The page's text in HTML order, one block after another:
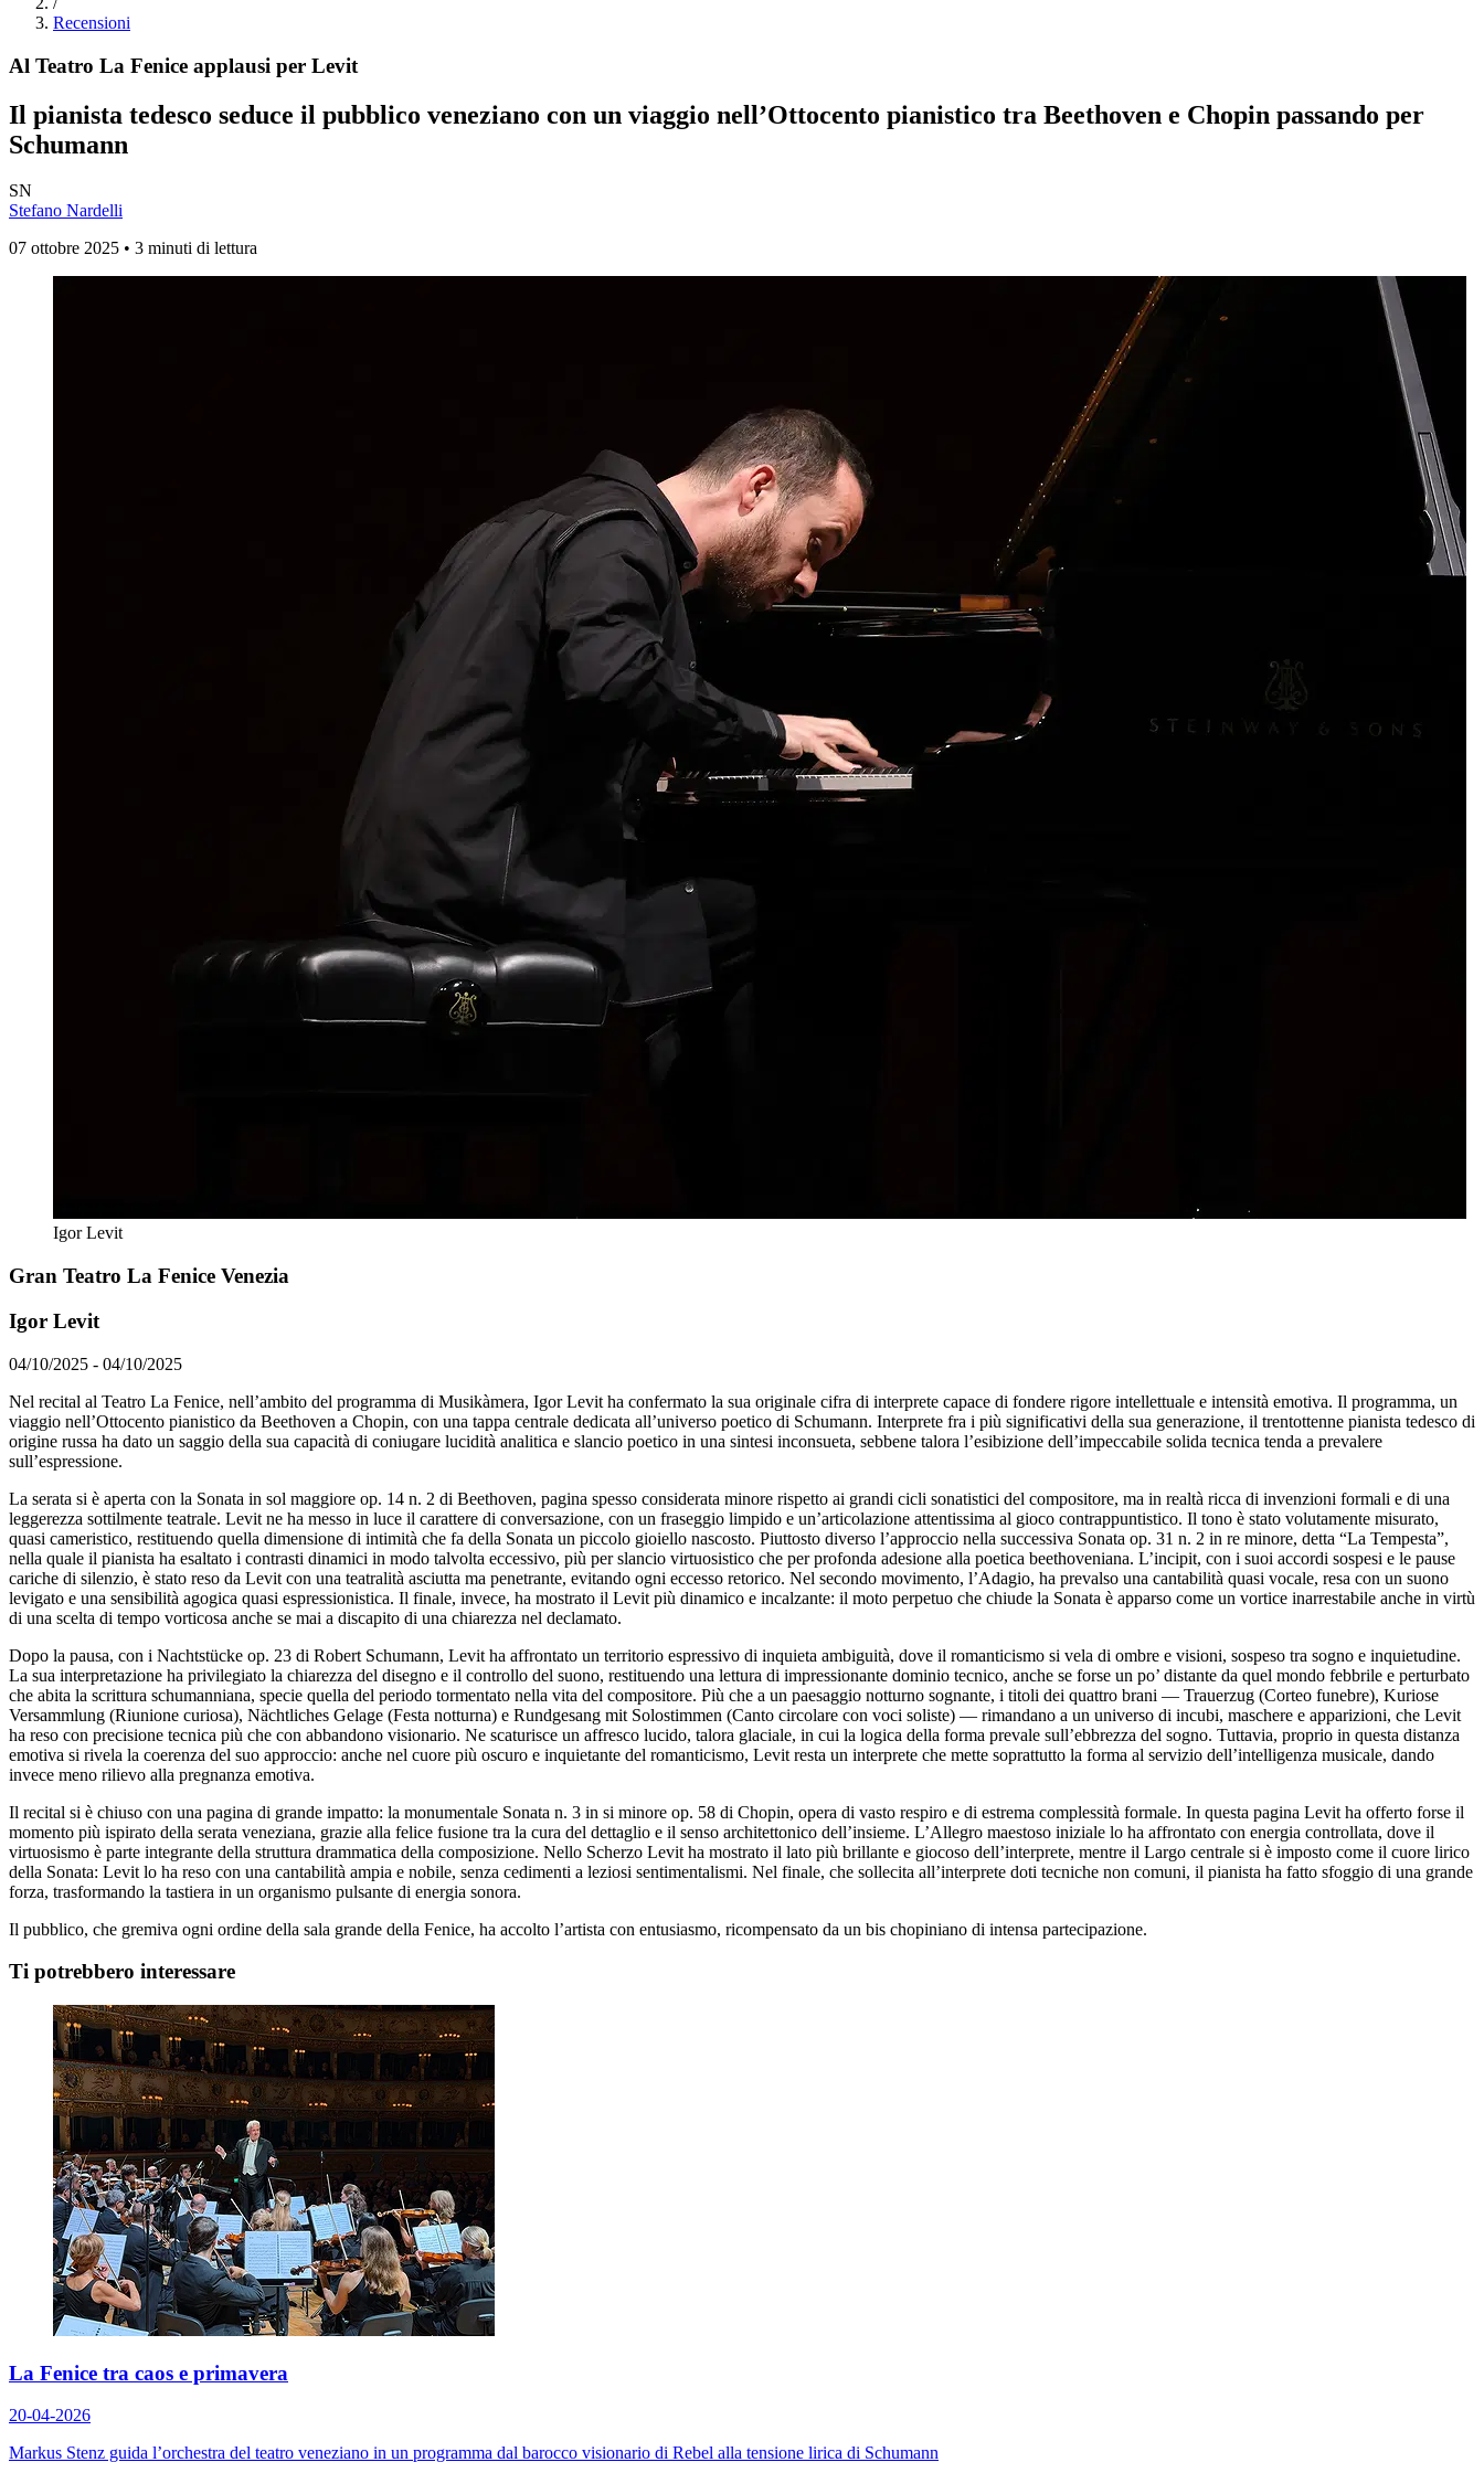
Recensioni
Al Teatro La Fenice applausi per Levit
Il pianista tedesco seduce il pubblico veneziano con un viaggio nell’Ottocento pianistico tra Beethoven e Chopin passando per
Schumann
SN
Stefano Nardelli
07 ottobre 2025 • 3 minuti di lettura
Igor Levit
Gran Teatro La Fenice Venezia
Igor Levit
04/10/2025 - 04/10/2025
Nel recital al Teatro La Fenice, nell’ambito del programma di Musikàmera, Igor Levit ha confermato la sua originale cifra di interprete capace di fondere rigore intellettuale e intensità emotiva. Il programma, un
viaggio nell’Ottocento pianistico da Beethoven a Chopin, con una tappa centrale dedicata all’universo poetico di Schumann. Interprete fra i più significativi della sua generazione, il trentottenne pianista tedesco di
origine russa ha dato un saggio della sua capacità di coniugare lucidità analitica e slancio poetico in una sintesi inconsueta, sebbene talora l’esibizione dell’impeccabile solida tecnica tenda a prevalere
sull’espressione.
La serata si è aperta con la Sonata in sol maggiore op. 14 n. 2 di Beethoven, pagina spesso considerata minore rispetto ai grandi cicli sonatistici del compositore, ma in realtà ricca di invenzioni formali e di una
leggerezza sottilmente teatrale. Levit ne ha messo in luce il carattere di conversazione, con un fraseggio limpido e un’articolazione attentissima al gioco contrappuntistico. Il tono è stato volutamente misurato,
quasi cameristico, restituendo quella dimensione di intimità che fa della Sonata un piccolo gioiello nascosto. Piuttosto diverso l’approccio nella successiva Sonata op. 31 n. 2 in re minore, detta “La Tempesta”,
nella quale il pianista ha esaltato i contrasti dinamici in modo talvolta eccessivo, più per slancio virtuosistico che per profonda adesione alla poetica beethoveniana. L’incipit, con i suoi accordi sospesi e le pause
cariche di silenzio, è stato reso da Levit con una teatralità asciutta ma penetrante, evitando ogni eccesso retorico. Nel secondo movimento, l’Adagio, ha prevalso una cantabilità quasi vocale, resa con un suono
levigato e una sensibilità agogica quasi espressionistica. Il finale, invece, ha mostrato il Levit più dinamico e incalzante: il moto perpetuo che chiude la Sonata è apparso come un vortice inarrestabile anche in virtù
di una scelta di tempo vorticosa anche se mai a discapito di una chiarezza nel declamato.
Dopo la pausa, con i Nachtstücke op. 23 di Robert Schumann, Levit ha affrontato un territorio espressivo di inquieta ambiguità, dove il romanticismo si vela di ombre e visioni, sospeso tra sogno e inquietudine.
La sua interpretazione ha privilegiato la chiarezza del disegno e il controllo del suono, restituendo una lettura di impressionante dominio tecnico, anche se forse un po’ distante da quel mondo febbrile e perturbato
che abita la scrittura schumanniana, specie quella del periodo tormentato nella vita del compositore. Più che a un paesaggio notturno sognante, i titoli dei quattro brani — Trauerzug (Corteo funebre), Kuriose
Versammlung (Riunione curiosa), Nächtliches Gelage (Festa notturna) e Rundgesang mit Solostimmen (Canto circolare con voci soliste) — rimandano a un universo di incubi, maschere e apparizioni, che Levit
ha reso con precisione tecnica più che con abbandono visionario. Ne scaturisce un affresco lucido, talora glaciale, in cui la logica della forma prevale sull’ebbrezza del sogno. Tuttavia, proprio in questa distanza
emotiva si rivela la coerenza del suo approccio: anche nel cuore più oscuro e inquietante del romanticismo, Levit resta un interprete che mette soprattutto la forma al servizio dell’intelligenza musicale, dando
invece meno rilievo alla pregnanza emotiva.
Il recital si è chiuso con una pagina di grande impatto: la monumentale Sonata n. 3 in si minore op. 58 di Chopin, opera di vasto respiro e di estrema complessità formale. In questa pagina Levit ha offerto forse il
momento più ispirato della serata veneziana, grazie alla felice fusione tra la cura del dettaglio e il senso architettonico dell’insieme. L’Allegro maestoso iniziale lo ha affrontato con energia controllata, dove il
virtuosismo è parte integrante della struttura drammatica della composizione. Nello Scherzo Levit ha mostrato il lato più brillante e giocoso dell’interprete, mentre il Largo centrale si è imposto come il cuore lirico
della Sonata: Levit lo ha reso con una cantabilità ampia e nobile, senza cedimenti a leziosi sentimentalismi. Nel finale, che sollecita all’interprete doti tecniche non comuni, il pianista ha fatto sfoggio di una grande
forza, trasformando la tastiera in un organismo pulsante di energia sonora.
Il pubblico, che gremiva ogni ordine della sala grande della Fenice, ha accolto l’artista con entusiasmo, ricompensato da un bis chopiniano di intensa partecipazione.
Ti potrebbero interessare
La Fenice tra caos e primavera
20-04-2026
Markus Stenz guida l’orchestra del teatro veneziano in un programma dal barocco visionario di Rebel alla tensione lirica di Schumann